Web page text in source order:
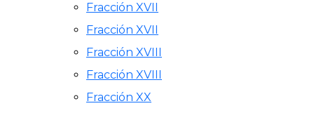
Fracción XVII
Fracción XVII
Fracción XVIII
Fracción XVIII
Fracción XX